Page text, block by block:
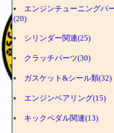
エンジンチューニングパ
(20)
シリンダー関連(25)
クラッチパーツ(30)
ガスケット&シール類(32)
エンジンベアリング(15)
キックペダル関連(13)